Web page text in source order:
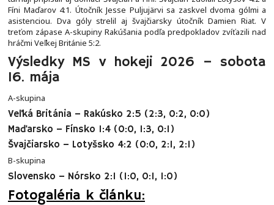
Fíni Maďarov 4:1. Útočník Jesse Puljujärvi sa zaskvel dvoma gólmi a
asistenciou. Dva góly strelil aj švajčiarsky útočník Damien Riat. V
treťom zápase A-skupiny Rakúšania podľa predpokladov zvíťazili nad
hráčmi Veľkej Británie 5:2.
Výsledky MS v hokeji 2026 – sobota
16. mája
A-skupina
Veľká Británia – Rakúsko 2:5 (2:3, 0:2, 0:0)
Maďarsko – Fínsko 1:4 (0:0, 1:3, 0:1)
Švajčiarsko – Lotyšsko 4:2 (0:0, 2:1, 2:1)
B-skupina
Slovensko – Nórsko 2:1 (1:0, 0:1, 1:0)
Fotogaléria k článku: